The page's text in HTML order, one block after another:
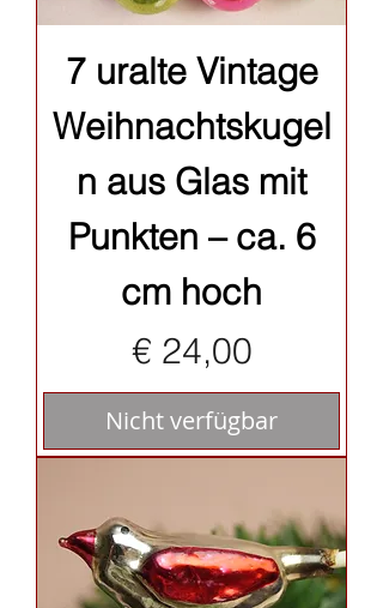
7 uralte Vintage
Weihnachtskugel
n aus Glas mit
Punkten – ca. 6
cm hoch
Preis
€ 24,00
Nicht verfügbar